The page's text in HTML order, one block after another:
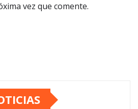
vez que comente.